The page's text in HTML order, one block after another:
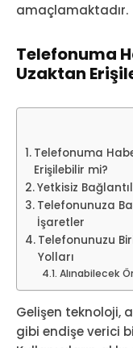
amaçlamaktadır.
Telefonuma
Uzaktan
Telefonuma
Erişilebilir mi?
Yetkisiz
Telefonunuza
İşaretler
Telefonunuzu
Yolları
Alınabilecek
Gelişen teknoloji,
gibi endişe verici